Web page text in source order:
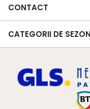
CONTACT
CATEGORII DE SEZON